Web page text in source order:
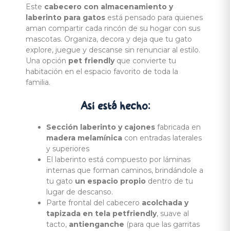
Este cabecero con almacenamiento y
laberinto para gatos está pensado para quienes
aman compartir cada rincón de su hogar con sus
mascotas. Organiza, decora y deja que tu gato
explore, juegue y descanse sin renunciar al estilo.
Una opción pet friendlyque convierte tu
habitación en el espacio favorito de toda la
familia.
Así está hecho:
Sección laberinto y cajones fabricada en
madera melamínica con entradas laterales
y superiores
El laberinto está compuesto por láminas
internas que forman caminos, brindándole a
tu gato un espacio propio dentro de tu
lugar de descanso.
Parte frontal del cabecero acolchada y
tapizada en tela petfriendly, suave al
tacto, antienganche (para que las garritas